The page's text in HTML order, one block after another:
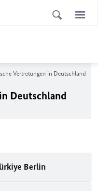
Vertretungen in Deutschland
Deutschland
Berlin